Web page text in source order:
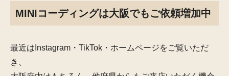
MINIコーディングは大阪でもご依頼増加中
最近はInstagram・TikTok・ホームページをご覧いただ
き、